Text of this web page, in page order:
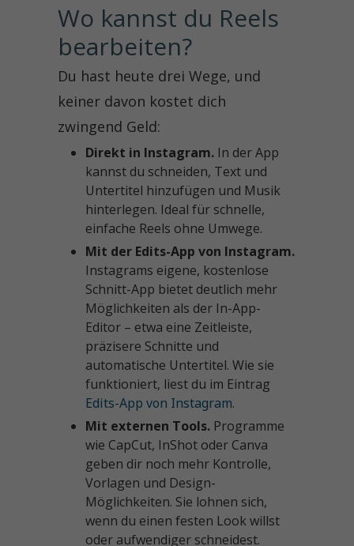
Wo kannst du Reels
bearbeiten?
Du hast heute drei Wege, und
keiner davon kostet dich
zwingend Geld:
Direkt in Instagram. In der App
kannst du schneiden, Text und
Untertitel hinzufügen und Musik
hinterlegen. Ideal für schnelle,
einfache Reels ohne Umwege.
Mit der Edits-App von Instagram.
Instagrams eigene, kostenlose
Schnitt-App bietet deutlich mehr
Möglichkeiten als der In-App-
Editor – etwa eine Zeitleiste,
präzisere Schnitte und
automatische Untertitel. Wie sie
funktioniert, liest du im Eintrag
Edits-App von Instagram.
Mit externen Tools. Programme
wie CapCut, InShot oder Canva
geben dir noch mehr Kontrolle,
Vorlagen und Design-
Möglichkeiten. Sie lohnen sich,
wenn du einen festen Look willst
oder aufwendiger schneidest.